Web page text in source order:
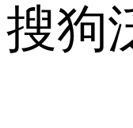
搜狗